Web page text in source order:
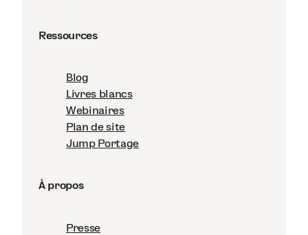
Ressources
Blog
Livres blancs
Webinaires
Plan de site
Jump Portage
À propos
Presse